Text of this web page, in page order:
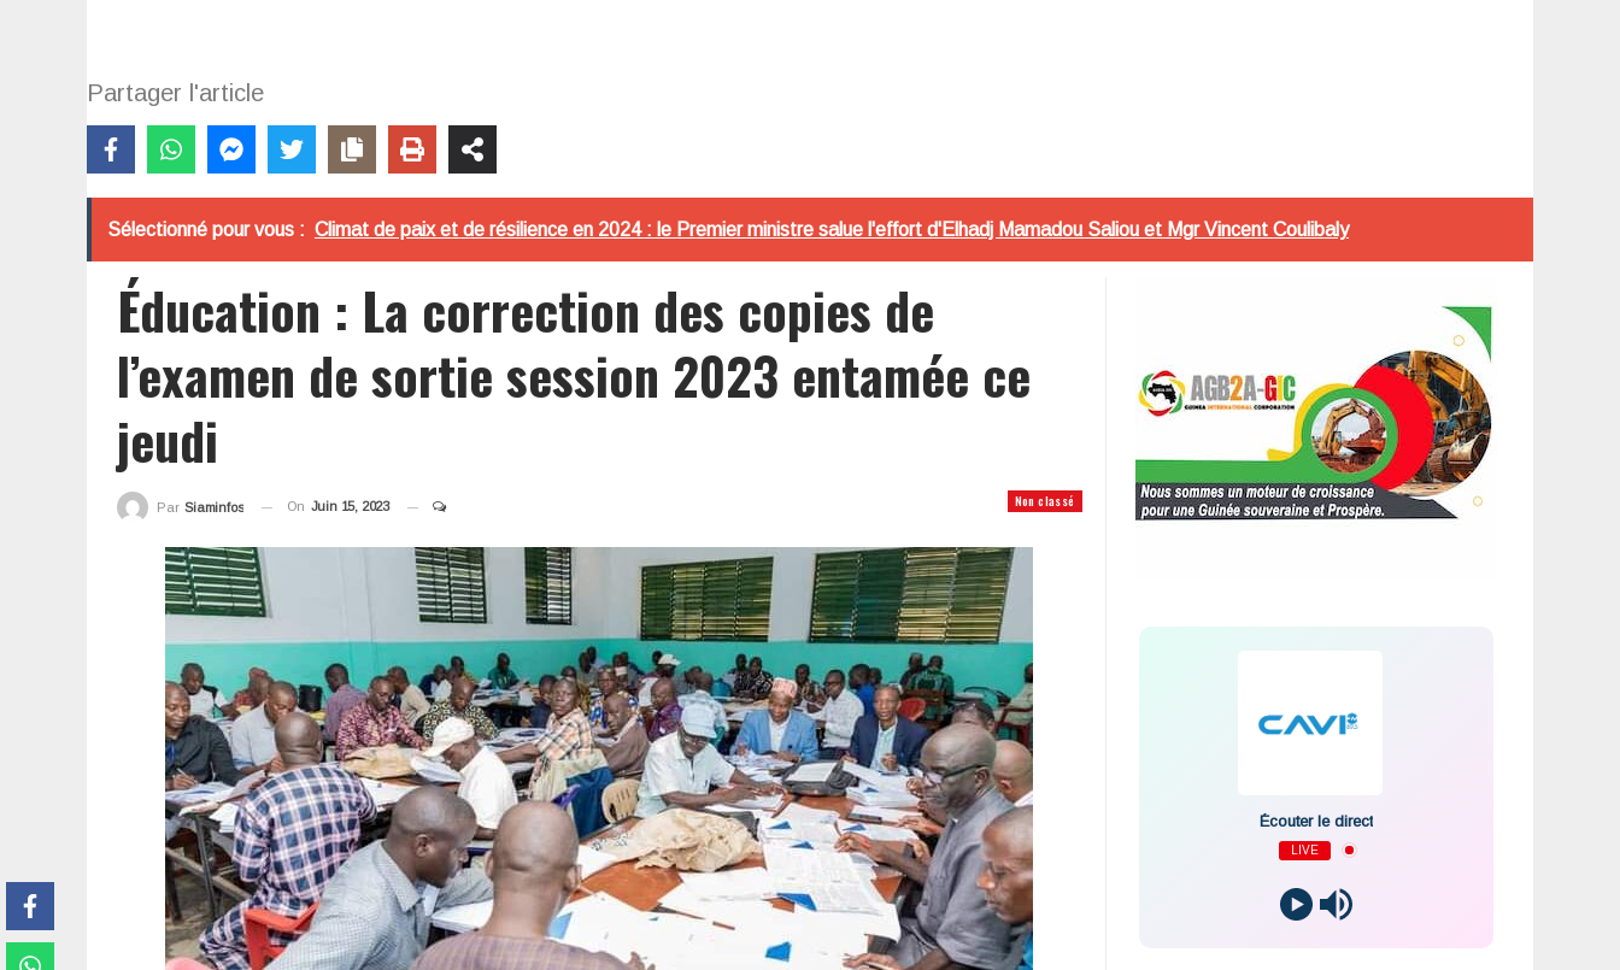
Partager l'article
Sélectionné pour vous : Climat de paix et de résilience en 2024 : le Premier ministre salue l'effort d'Elhadj Mamadou Saliou et Mgr Vincent Coulibaly
Éducation : La correction des copies de
l’examen de sortie session 2023 entamée ce
jeudi
Non classé
Par Siaminfos On Juin 15, 2023
Écouter le direct
LIVE